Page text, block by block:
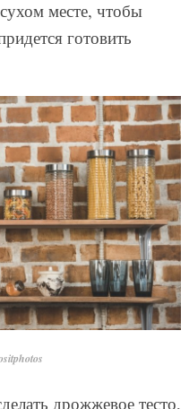
месте, чтобы
готовить
дрожжевое тесто,